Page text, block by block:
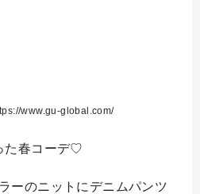
www.gu-global.com/
た春コーデ♡
ーのニットにデニムパンツ